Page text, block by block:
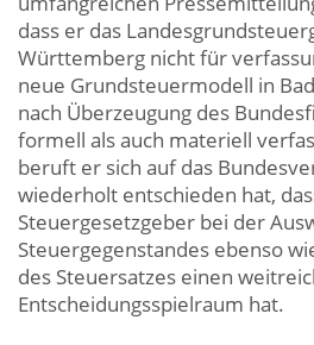
dass er das
Württemberg nicht für
neue Grundsteuermodell in
nach Überzeugung des
formell als auch materiell
beruft er sich auf das
wiederholt entschieden hat,
Steuergesetzgeber bei der
Steuergegenstandes ebenso
des Steuersatzes einen
Entscheidungsspielraum hat.